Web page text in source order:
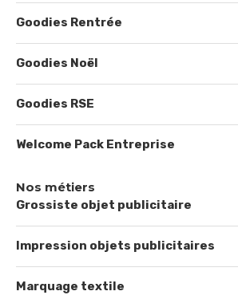
Goodies Rentrée
Goodies Noël
Goodies RSE
Welcome Pack Entreprise
Nos métiers
Grossiste objet publicitaire
Impression objets publicitaires
Marquage textile